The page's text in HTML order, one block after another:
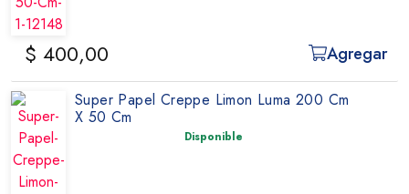
$ 400,00 Agregar
Super Papel Creppe Limon Luma 200 Cm
X 50 Cm
Disponible